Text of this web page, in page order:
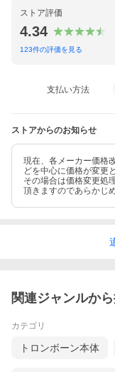
ストア評価
4.34
123件の評価を見る
支払い方法
ストアからのお知らせ
現在、各メーカー価格
どを中心に価格が変更
その場合は価格変更処
頂きますのであらかじ
関連ジャンルか
カテゴリ
トロンボーン本体